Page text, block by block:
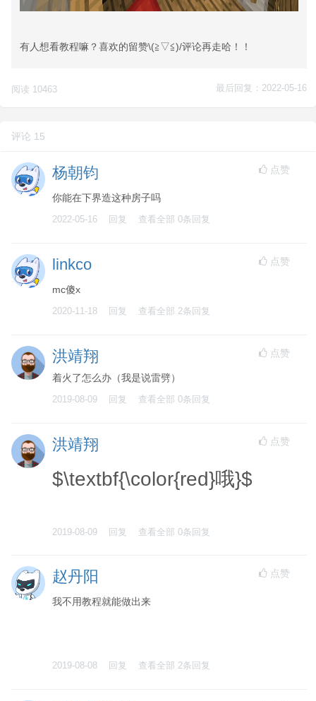
有人想看教程嘛？喜欢的留赞\(≧▽≦)/评论再走哈！！
阅读 10463 最后回复：2022-05-16
评论 15
杨朝钧 点赞
你能在下界造这种房子吗
2022-05-16 回复 查看全部 0条回复
linkco 点赞
mc傻x
2020-11-18 回复 查看全部 2条回复
洪靖翔 点赞
着火了怎么办（我是说雷劈）
2019-08-09 回复 查看全部 0条回复
洪靖翔 点赞
$\textbf{\color{red}哦}$
2019-08-09 回复 查看全部 0条回复
赵丹阳 点赞
我不用教程就能做出来
2019-08-08 回复 查看全部 2条回复